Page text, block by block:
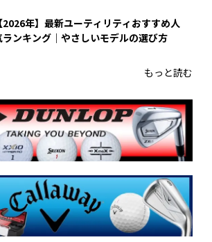
【2026年】最新ユーティリティおすすめ人
ランキング｜やさしいモデルの選び方
もっと読む